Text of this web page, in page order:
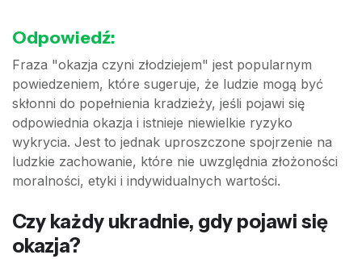
Odpowiedź:
Fraza "okazja czyni złodziejem" jest popularnym
powiedzeniem, które sugeruje, że ludzie mogą być
skłonni do popełnienia kradzieży, jeśli pojawi się
odpowiednia okazja i istnieje niewielkie ryzyko
wykrycia. Jest to jednak uproszczone spojrzenie na
ludzkie zachowanie, które nie uwzględnia złożoności
moralności, etyki i indywidualnych wartości.
Czy każdy ukradnie, gdy pojawi się
okazja?